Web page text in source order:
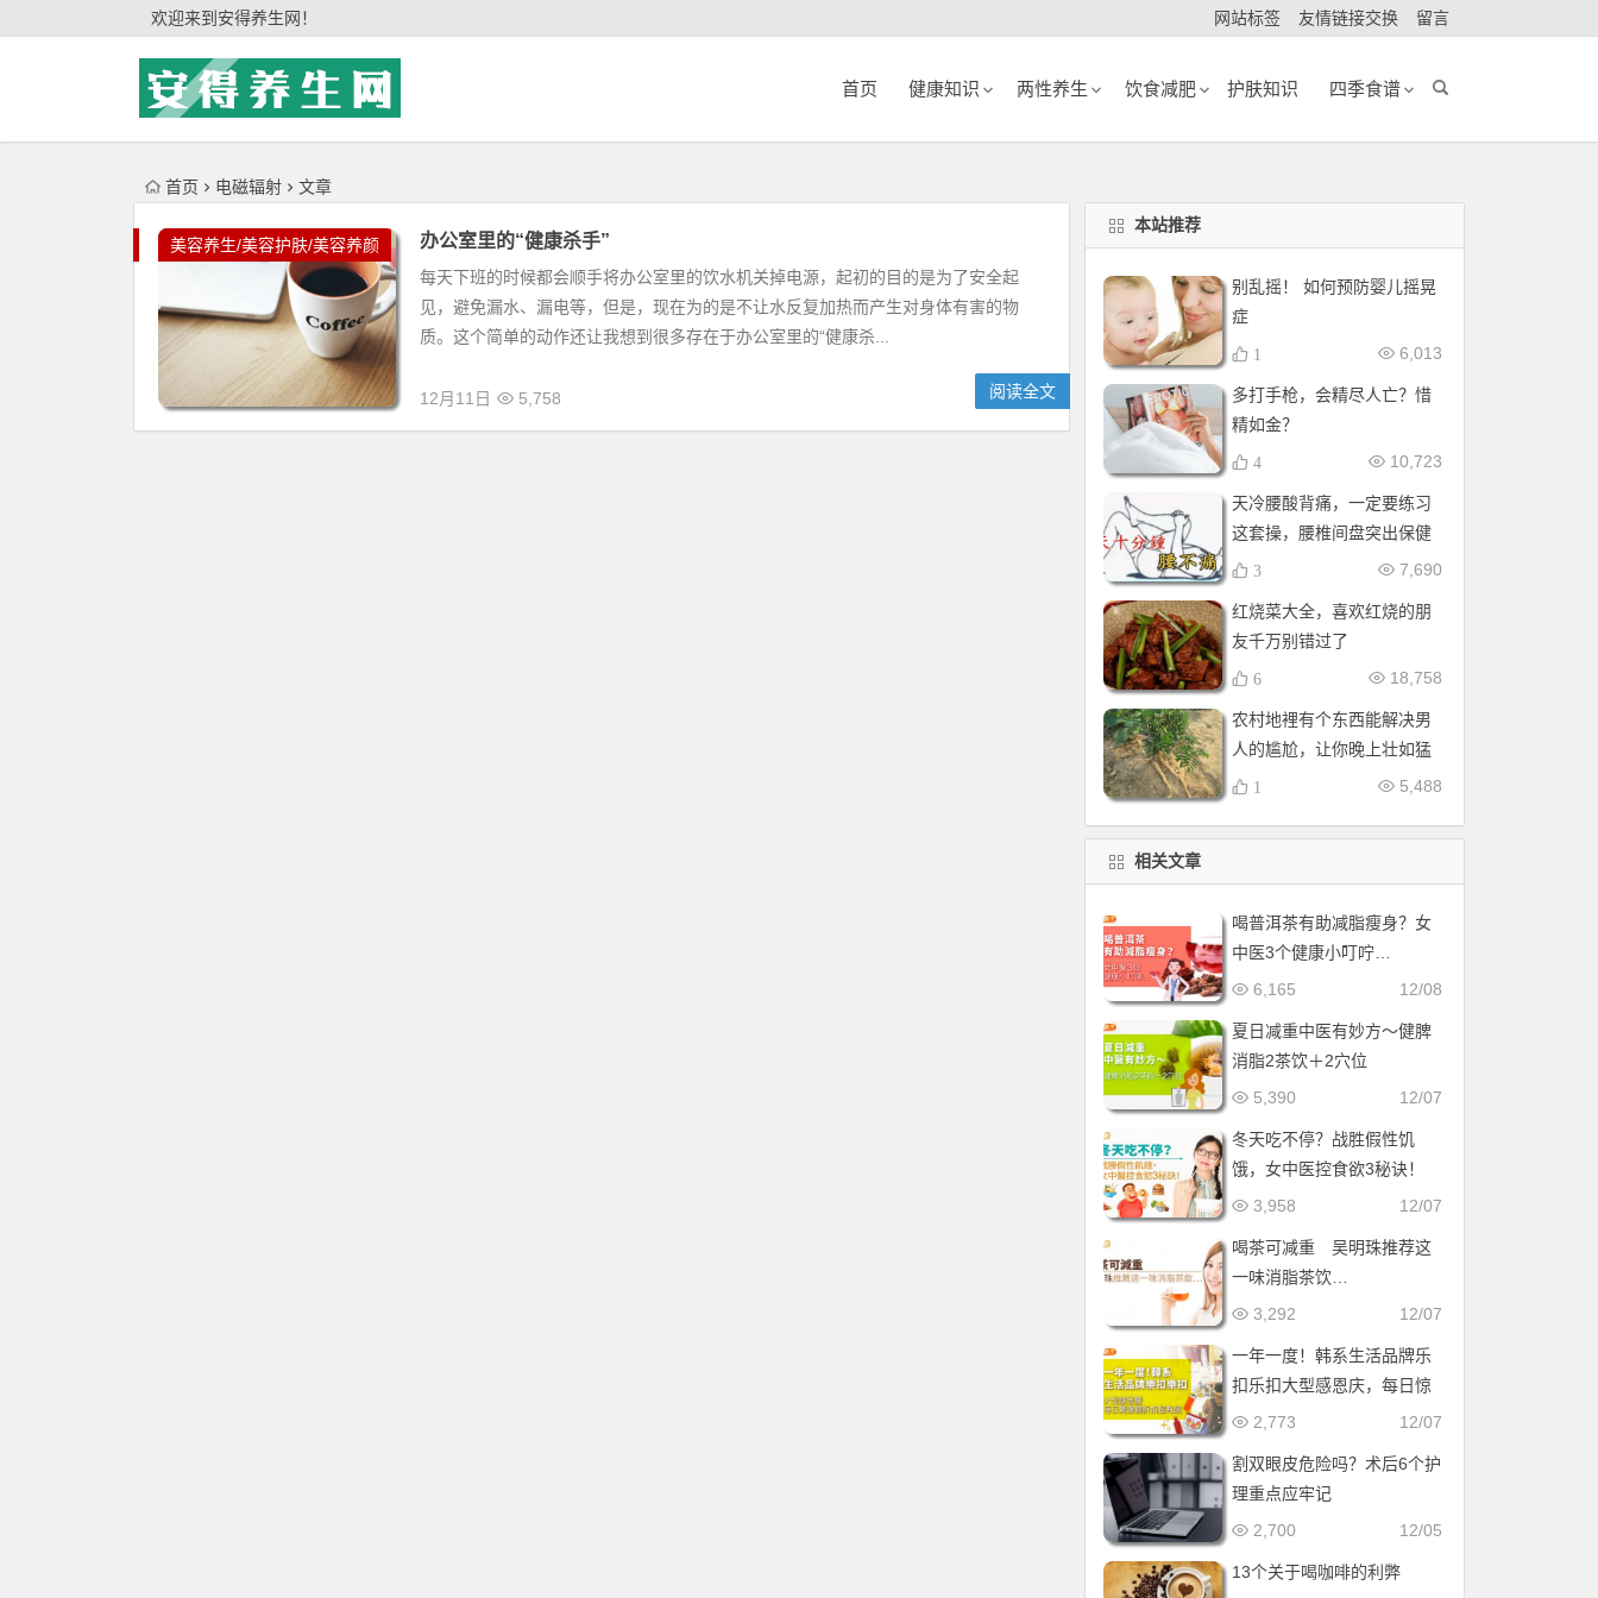
欢迎来到安得养生网！ 网站标签 友情链接交换 留言
首页 健康知识 两性养生 饮食减肥 护肤知识 四季食谱
首页 电磁辐射 文章
美容养生/美容护肤/美容养颜 办公室里的“健康杀手”
每天下班的时候都会顺手将办公室里的饮水机关掉电源，起初的目的是为了安全起
见，避免漏水、漏电等，但是，现在为的是不让水反复加热而产生对身体有害的物
质。这个简单的动作还让我想到很多存在于办公室里的“健康杀...
12月11日 5,758 阅读全文
本站推荐
别乱摇！ 如何预防婴儿摇晃
症
6,013
1
多打手枪，会精尽人亡？惜
精如金？
10,723
4
天冷腰酸背痛，一定要练习
这套操，腰椎间盘突出保健
操，全套收好！每天十分钟
7,690
3
红烧菜大全，喜欢红烧的朋
友千万别错过了
18,758
6
农村地裡有个东西能解决男
人的尴尬，让你晚上壮如猛
牛床受不了
5,488
1
相关文章
喝普洱茶有助减脂瘦身？女
中医3个健康小叮咛…
12/08
6,165
夏日减重中医有妙方〜健脾
消脂2茶饮＋2穴位
12/07
5,390
冬天吃不停？战胜假性饥
饿，女中医控食欲3秘诀！
12/07
3,958
喝茶可减重 吴明珠推荐这
一味消脂茶饮…
12/07
3,292
一年一度！韩系生活品牌乐
扣乐扣大型感恩庆，每日惊
爆价折扣超有感
12/07
2,773
割双眼皮危险吗？术后6个护
理重点应牢记
12/05
2,700
13个关于喝咖啡的利弊